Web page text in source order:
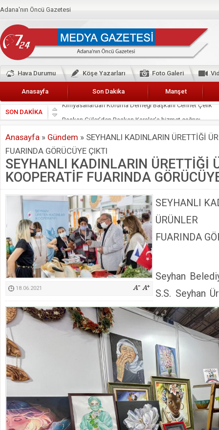
Adana'nın Öncü Gazetesi
Hava Durumu Köşe Yazarları Foto Galeri
Anasayfa Son Dakika Manşet
SON DAKİKA
Lokantacılar ve Kebapçılar Esnaf Odası Başkanı Şefik
Hak-İş Abdurrahman Yücel
HDP İL BİNASININ ÖNÜNDE ANNELER TARİH
CEYHAN TİCARET ODASI
BÖLGEMİZ ÇUKUROVA’DA 2019 YILI PAMUK
İyi Parti Yüreğir İlçe Başkanı Enis Akyürek
Kimyasallardan Koruma Derneği Başkanı Cennet Çelik
Anasayfa » Gündem » SEYHANLI KADINLARIN ÜRETTİĞİ
FUARINDA GÖRÜCÜYE ÇIKTI
SEYHANLI KADINLARIN ÜRETTİĞİ
KOOPERATİF FUARINDA
18.06.2021
SEYHANLI
FUARINDA
Seyhan
S.S. Seyhan